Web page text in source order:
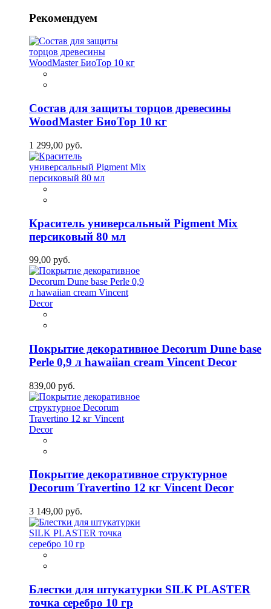
Рекомендуем
Состав для защиты торцов древесины
WoodMaster БиоТор 10 кг
1 299,00 руб.
Краситель универсальный Pigment Mix
персиковый 80 мл
99,00 руб.
Покрытие декоративное Decorum Dune base
Perle 0,9 л hawaiian cream Vincent Decor
839,00 руб.
Покрытие декоративное структурное
Decorum Travertino 12 кг Vincent Decor
3 149,00 руб.
Блестки для штукатурки SILK PLASTER
точка серебро 10 гр